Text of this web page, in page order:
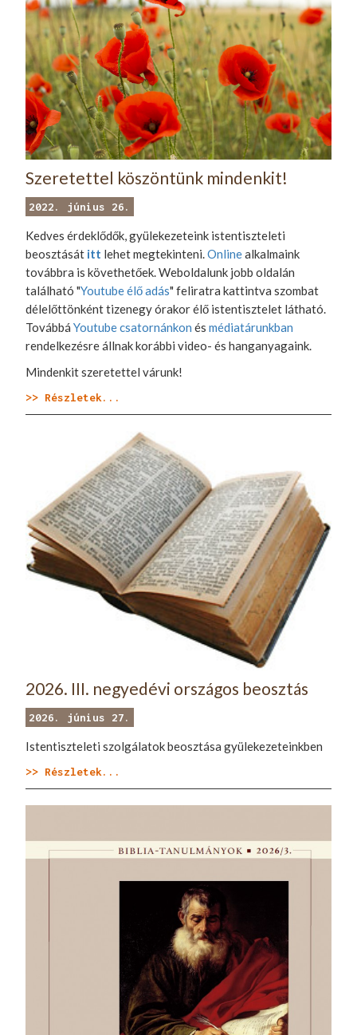
Szeretettel köszöntünk mindenkit!
2022. június 26.
Kedves érdeklődők, gyülekezeteink istentiszteleti
beosztását itt lehet megtekinteni.Onlinealkalmaink
továbbra is követhetőek. Weboldalunk jobb oldalán
található "Youtube élő adás" feliratra kattintva szombat
délelőttönként tizenegy órakor élő istentisztelet látható.
TovábbáYoutube csatornánkon ésmédiatárunkban
rendelkezésre állnak korábbi video- és hanganyagaink.
Mindenkit szeretettel várunk!
>> Részletek...
2026. III. negyedévi országos beosztás
2026. június 27.
Istentiszteleti szolgálatok beosztása gyülekezeteinkben
>> Részletek...